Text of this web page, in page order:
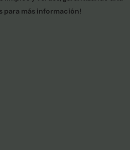
para más información!